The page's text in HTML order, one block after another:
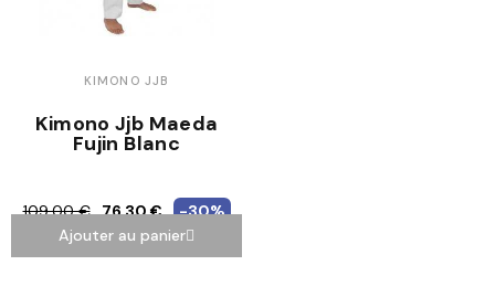
KIMONO JJB
Kimono Jjb Maeda
Fujin Blanc
109,00 € 76,30 €
-30%
Ajouter au panier